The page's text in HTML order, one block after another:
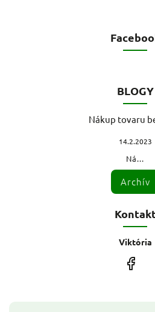
BLOGY
Nákup tovaru
14.2.2023
Ná...
Archív
Viktória